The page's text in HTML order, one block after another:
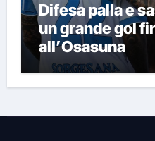
Difesa palla e
un grande gol
all’Osasuna